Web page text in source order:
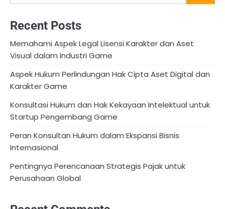
Recent Posts
Memahami Aspek Legal Lisensi Karakter dan Aset
Visual dalam Industri Game
Aspek Hukum Perlindungan Hak Cipta Aset Digital dan
Karakter Game
Konsultasi Hukum dan Hak Kekayaan Intelektual untuk
Startup Pengembang Game
Peran Konsultan Hukum dalam Ekspansi Bisnis
Internasional
Pentingnya Perencanaan Strategis Pajak untuk
Perusahaan Global